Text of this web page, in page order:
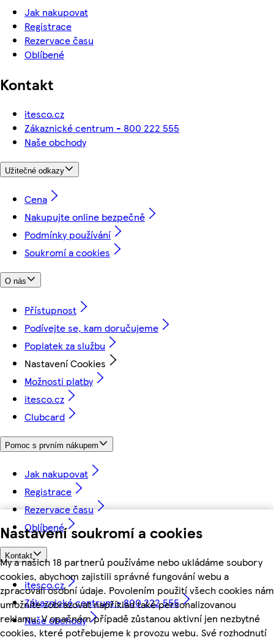
Nastavení soukromí a cookies
My a našich 18 partnerů používáme nebo ukládáme soubory
cookies, abychom zajistili správné fungování webu a
zpracovali osobní údaje. Povolením použití všech cookies nám
umožníte zobrazovat například také personalizovanou
reklamu. V opačném případě zůstanou aktivní jen nezbytné
cookies, které potřebujeme k provozu webu. Své rozhodnutí
Jak nakupovat
Registrace
Rezervace času
Oblíbené
Kontakt
itesco.cz
Zákaznické centrum - 800 222 555
Naše obchody
Užitečné odkazy
Cena
Nakupujte online bezpečně
Podmínky používání
Soukromí a cookies
O nás
Přístupnost
Podívejte se, kam doručujeme
Poplatek za službu
Nastavení Cookies
Možnosti platby
itesco.cz
Clubcard
Pomoc s prvním nákupem
Jak nakupovat
Registrace
Rezervace času
Oblíbené
Kontakt
itesco.cz
Zákaznické centrum - 800 222 555
Naše obchody